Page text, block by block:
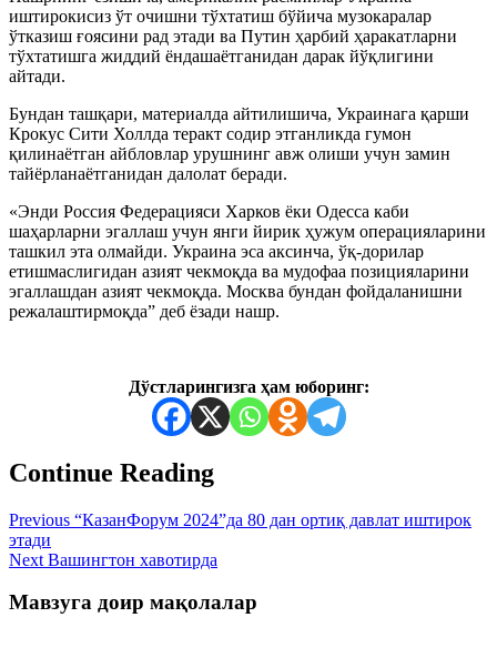
иштирокисиз ўт очишни тўхтатиш бўйича музокаралар
ўтказиш ғоясини рад этади ва Путин ҳарбий ҳаракатларни
тўхтатишга жиддий ёндашаётганидан дарак йўқлигини
айтади.
Бундан ташқари, материалда айтилишича, Украинага қарши
Крокус Сити Холлда теракт содир этганликда гумон
қилинаётган айбловлар урушнинг авж олиши учун замин
тайёрланаётганидан далолат беради.
«Энди Россия Федерацияси Харков ёки Одесса каби
шаҳарларни эгаллаш учун янги йирик ҳужум операцияларини
ташкил эта олмайди. Украина эса аксинча, ўқ-дорилар
eтишмаслигидан азият чекмоқда ва мудофаа позицияларини
эгаллашдан азият чекмоқда. Москва бундан фойдаланишни
режалаштирмоқда” деб ёзади нашр.
Дўстларингизга ҳам юборинг:
Continue Reading
Previous “КазанФорум 2024”да 80 дан ортиқ давлат иштирок
этади
Next Вашингтон хавотирда
Мавзуга доир мақолалар